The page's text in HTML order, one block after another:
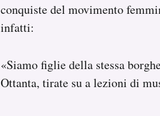
conquiste del movimento
infatti:
«Siamo figlie della stessa
Ottanta, tirate su a lezioni di